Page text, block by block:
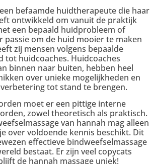
befaamde huidtherapeute die haar
ontwikkeld om vanuit de praktijk
een bepaald huidprobleem of
passie om de huid mooier te maken
zij mensen volgens bepaalde
tot huidcoaches. Huidcoaches
binnen naar buiten, hebben heel
over unieke mogelijkheden en
tot stand te brengen.
moet er een pittige interne
zowel theoretisch als praktisch.
van hannah mag alleen
over voldoende kennis beschikt. Dit
effectieve bindweefselmassage
bestaat. Er zijn veel copycats
de hannah massage uniek!